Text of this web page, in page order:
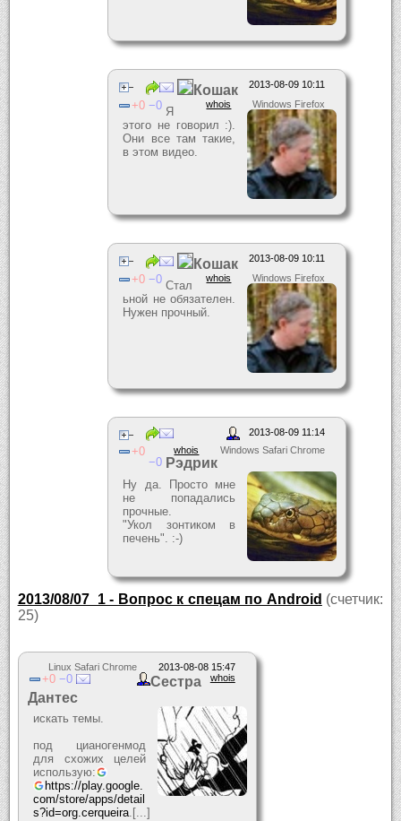
2013-08-09 10:11
Windows Firefox
whois
0 0
Кошак
Я
этого не говорил :).
Они все там такие,
в этом видео.
2013-08-09 10:11
Windows Firefox
whois
0 0
Кошак
Стал
ьной не обязателен.
Нужен прочный.
2013-08-09 11:14
Windows Safari Chrome
whois
0
0 Рэдрик
Ну да. Просто мне
не попадались
прочные.
"Укол зонтиком в
печень". :-)
2013/08/07_1 - Вопрос к спецам по Android (счетчик:
25)
2013-08-08 15:47
Linux Safari Chrome
whois
0 0
Сестра
Дантес
искать темы.
под цианогенмод
для схожих целей
использую:
https://play.google.
com/store/apps/detail
s?id=org.cerqueira.[...]